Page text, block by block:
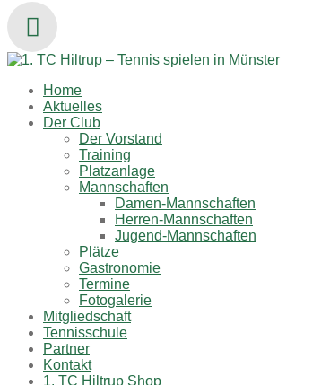
Home
Aktuelles
Der Club
Der Vorstand
Training
Platzanlage
Mannschaften
Damen-Mannschaften
Herren-Mannschaften
Jugend-Mannschaften
Plätze
Gastronomie
Termine
Fotogalerie
Mitgliedschaft
Tennisschule
Partner
Kontakt
1. TC Hiltrup Shop